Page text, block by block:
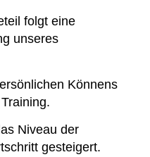
folgt eine
unseres
Könnens
Niveau der
gesteigert.